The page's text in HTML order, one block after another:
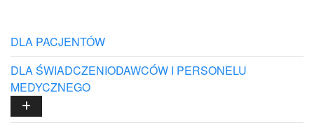
DLA PACJENTÓW
DLA ŚWIADCZENIODAWCÓW I PERSONELU
MEDYCZNEGO